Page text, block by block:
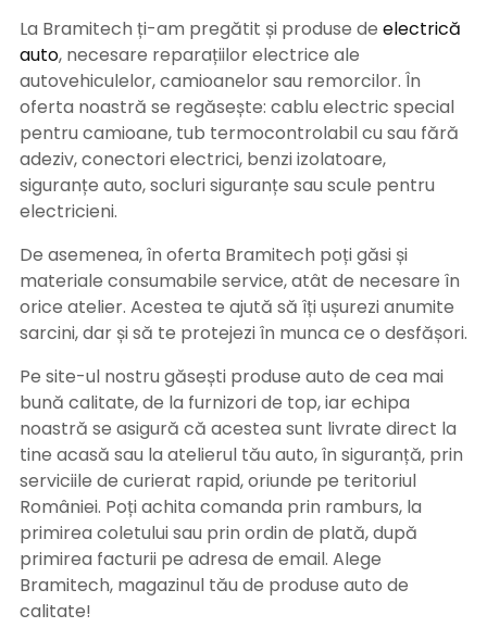
La Bramitech ți-am pregătit și produse de electrică
auto, necesare reparațiilor electrice ale
autovehiculelor, camioanelor sau remorcilor. În
oferta noastră se regăsește: cablu electric special
pentru camioane, tub termocontrolabil cu sau fără
adeziv, conectori electrici, benzi izolatoare,
siguranțe auto, socluri siguranțe sau scule pentru
electricieni.
De asemenea, în oferta Bramitech poți găsi și
materiale consumabile service, atât de necesare în
orice atelier. Acestea te ajută să îți ușurezi anumite
sarcini, dar și să te protejezi în munca ce o desfășori.
Pe site-ul nostru găsești produse auto de cea mai
bună calitate, de la furnizori de top, iar echipa
noastră se asigură că acestea sunt livrate direct la
tine acasă sau la atelierul tău auto, în siguranță, prin
serviciile de curierat rapid, oriunde pe teritoriul
României. Poți achita comanda prin ramburs, la
primirea coletului sau prin ordin de plată, după
primirea facturii pe adresa de email. Alege
Bramitech, magazinul tău de produse auto de
calitate!